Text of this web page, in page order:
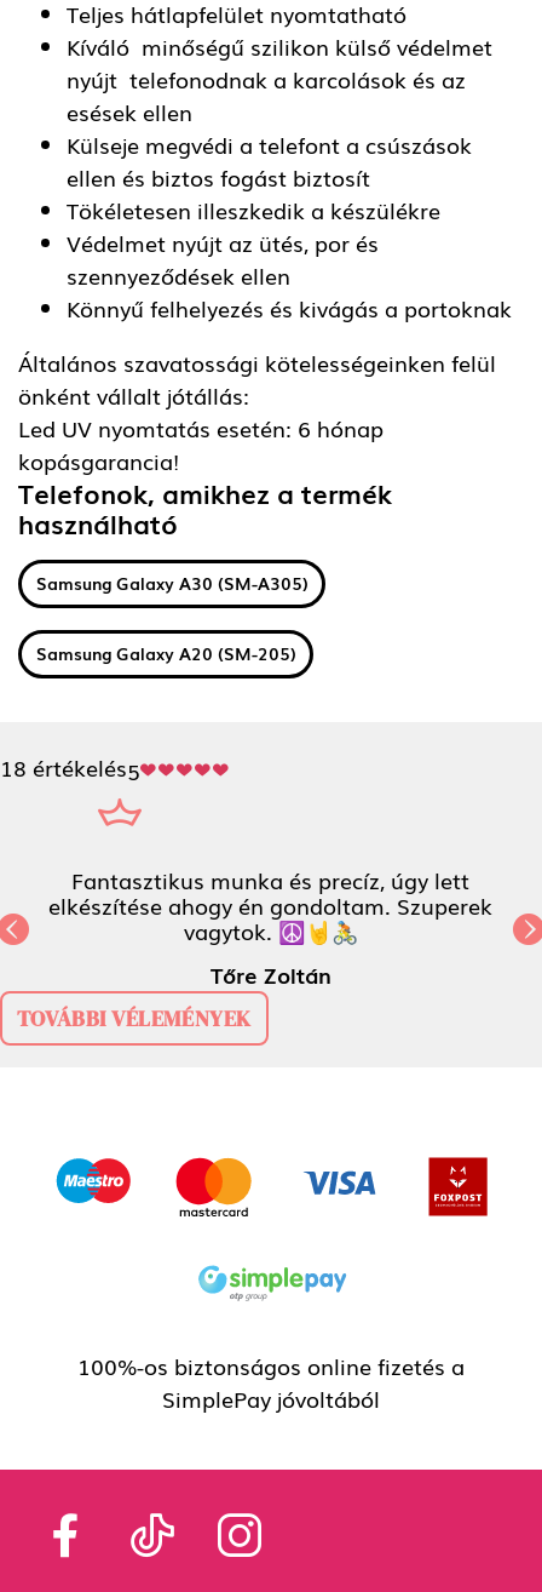
Teljes hátlapfelület nyomtatható
Kíváló minőségű szilikon külső védelmet
nyújt telefonodnak a karcolások és az
esések ellen
Külseje megvédi a telefont a csúszások
ellen és biztos fogást biztosít
Tökéletesen illeszkedik a készülékre
Védelmet nyújt az ütés, por és
szennyeződések ellen
Könnyű felhelyezés és kivágás a portoknak
Általános szavatossági kötelességeinken felül
önként vállalt jótállás:
Led UV nyomtatás esetén: 6 hónap
kopásgarancia!
Telefonok, amikhez a termék
használható
Samsung Galaxy A30 (SM-A305)
Samsung Galaxy A20 (SM-205)
18 értékelés5
Fantasztikus munka és precíz, úgy lett
elkészítése ahogy én gondoltam. Szuperek
vagytok. ☮️🤘🚴
Tőre Zoltán
Previous
TOVÁBBI VÉLEMÉNYEK
100%-os biztonságos online fizetés a
SimplePay jóvoltából